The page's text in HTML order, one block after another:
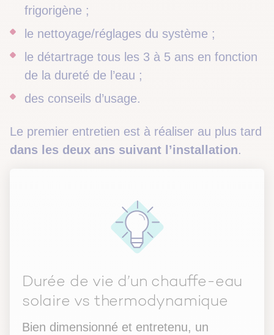
frigorigène ;
le nettoyage/réglages du système ;
le détartrage tous les 3 à 5 ans en fonction
de la dureté de l’eau ;
des conseils d’usage.
Le premier entretien est à réaliser au plus tard
dans les deux ans suivant l’installation.
Durée de vie d’un chauffe-eau
solaire vs thermodynamique
Bien dimensionné et entretenu, un